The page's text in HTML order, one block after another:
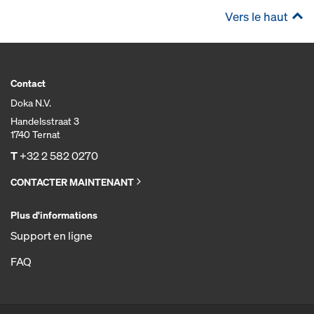
Vers le haut
Contact
Doka N.V.
Handelsstraat 3
1740 Ternat
T+32 2 582 0270
CONTACTER MAINTENANT
Plus d'informations
Support en ligne
FAQ